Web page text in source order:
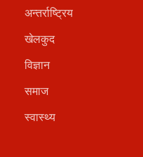
अन्तर्राष्ट्रिय
खेलकुद
विज्ञान
समाज
स्वास्थ्य